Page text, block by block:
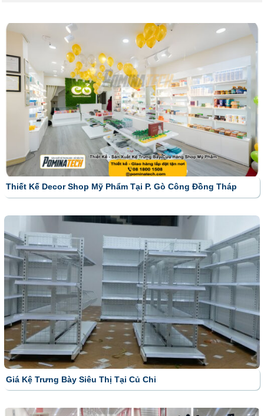
Thiết Kế Decor Shop Mỹ Phẩm Tại P. Gò Công Đồng Tháp
Giá Kệ Trưng Bày Siêu Thị Tại Củ Chi